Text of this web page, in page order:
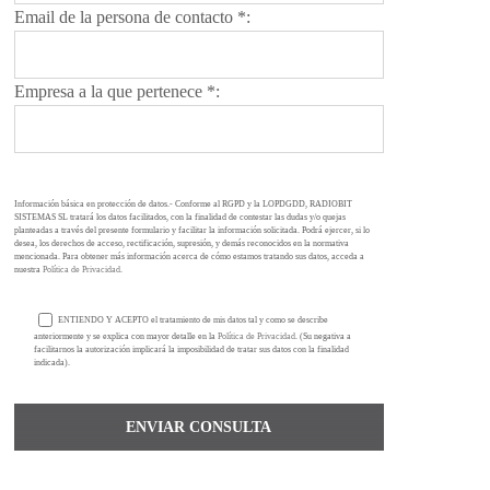
Email de la persona de contacto *:
Empresa a la que pertenece *:
Información básica en protección de datos.- Conforme al RGPD y la LOPDGDD, RADIOBIT
SISTEMAS SL tratará los datos facilitados, con la finalidad de contestar las dudas y/o quejas
planteadas a través del presente formulario y facilitar la información solicitada. Podrá ejercer, si lo
desea, los derechos de acceso, rectificación, supresión, y demás reconocidos en la normativa
mencionada. Para obtener más información acerca de cómo estamos tratando sus datos, acceda a
nuestra Política de Privacidad.
ENTIENDO Y ACEPTO el tratamiento de mis datos tal y como se describe
anteriormente y se explica con mayor detalle en la Política de Privacidad. (Su negativa a
facilitarnos la autorización implicará la imposibilidad de tratar sus datos con la finalidad
indicada).
ENVIAR CONSULTA